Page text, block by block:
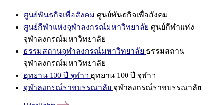
ศูนย์พันธกิจเพื่อสังคม ศูนย์พันธกิจเพื่อสังคม
ศูนย์กีฬาแห่งจุฬาลงกรณ์มหาวิทยาลัย ศูนย์กีฬาแห่ง
จุฬาลงกรณ์มหาวิทยาลัย
ธรรมสถานจุฬาลงกรณ์มหาวิทยาลัย ธรรมสถาน
จุฬาลงกรณ์มหาวิทยาลัย
อุทยาน 100 ปี จุฬาฯ อุทยาน 100 ปี จุฬาฯ
จุฬาลงกรณ์ราชบรรณาลัย จุฬาลงกรณ์ราชบรรณาลัย